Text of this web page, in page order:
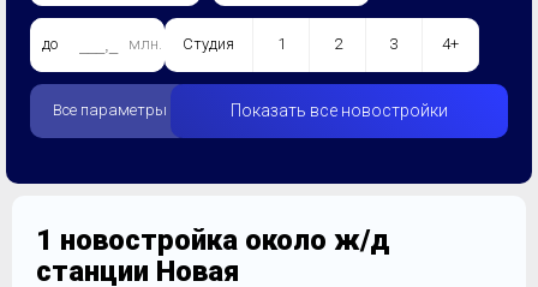
до млн. Студия 1 2 3 4+
Все параметры Показать все новостройки
1 новостройка около ж/д
станции Новая